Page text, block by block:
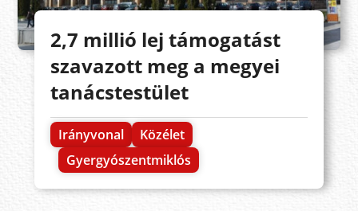
2,7 millió lej támogatást
szavazott meg a megyei
tanácstestület
Irányvonal
Közélet
Gyergyószentmiklós